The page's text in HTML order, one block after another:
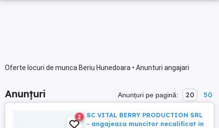
Oferte locuri de munca Beriu Hunedoara • Anunturi angajari
Anunțuri Anunțuri pe pagină: 20 50
2
SC VITAL BERRY PRODUCTION SRL
- angajeaza muncitor necalificat in